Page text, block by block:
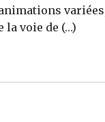
la voie de (…)